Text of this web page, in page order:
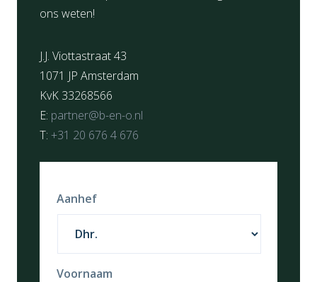
ons weten!
J.J. Viottastraat 43
1071 JP Amsterdam
KvK 33268566
E: partner@b-en-o.nl
T: +31 20 676 4 676
Aanhef
Voornaam